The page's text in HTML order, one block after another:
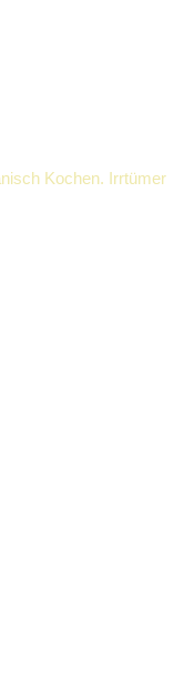
Kochen. Irrtümer